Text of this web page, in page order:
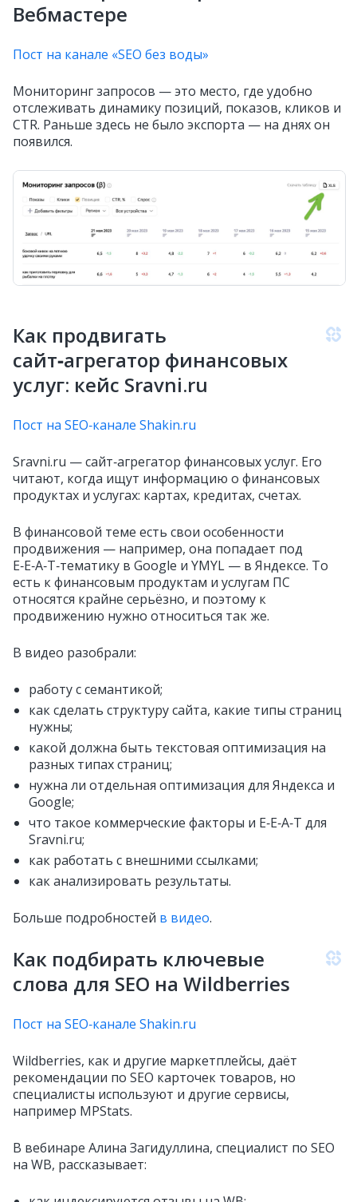
Вебмастере
Пост на канале «SEO без воды»
Мониторинг запросов — это место, где удобно
отслеживать динамику позиций, показов, кликов и
CTR. Раньше здесь не было экспорта — на днях он
появился.
Как продвигать
сайт‑агрегатор финансовых
услуг: кейс Sravni.ru
Пост на SEO‑канале Shakin.ru
Sravni.ru — сайт‑агрегатор финансовых услуг. Его
читают, когда ищут информацию о финансовых
продуктах и услугах: картах, кредитах, счетах.
В финансовой теме есть свои особенности
продвижения — например, она попадает под
E‑E‑A‑T‑тематику в Google и YMYL — в Яндексе. То
есть к финансовым продуктам и услугам ПС
относятся крайне серьёзно, и поэтому к
продвижению нужно относиться так же.
В видео разобрали:
работу с семантикой;
как сделать структуру сайта, какие типы страниц
нужны;
какой должна быть текстовая оптимизация на
разных типах страниц;
нужна ли отдельная оптимизация для Яндекса и
Google;
что такое коммерческие факторы и Е‑Е‑А‑Т для
Sravni.ru;
как работать с внешними ссылками;
как анализировать результаты.
Больше подробностей в видео.
Как подбирать ключевые
слова для SEO на Wildberries
Пост на SEO‑канале Shakin.ru
Wildberries, как и другие маркетплейсы, даёт
рекомендации по SEO карточек товаров, но
специалисты используют и другие сервисы,
например MPStats.
В вебинаре Алина Загидуллина, специалист по SEO
на WB, рассказывает: